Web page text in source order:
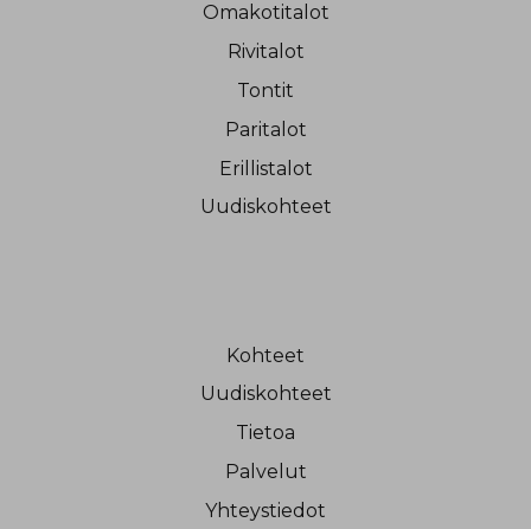
Omakotitalot
Rivitalot
Tontit
Paritalot
Erillistalot
Uudiskohteet
Kohteet
Uudiskohteet
Tietoa
Palvelut
Yhteystiedot